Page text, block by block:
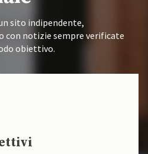
sito indipendente,
notizie sempre verificate
obiettivo.